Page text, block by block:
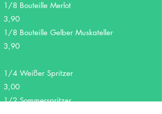
1/8 Bouteille Merlot
3,90
1/8 Bouteille Gelber Muskateller
3,90
1/4 Weißer Spritzer
3,00
1/2 Sommerspritzer